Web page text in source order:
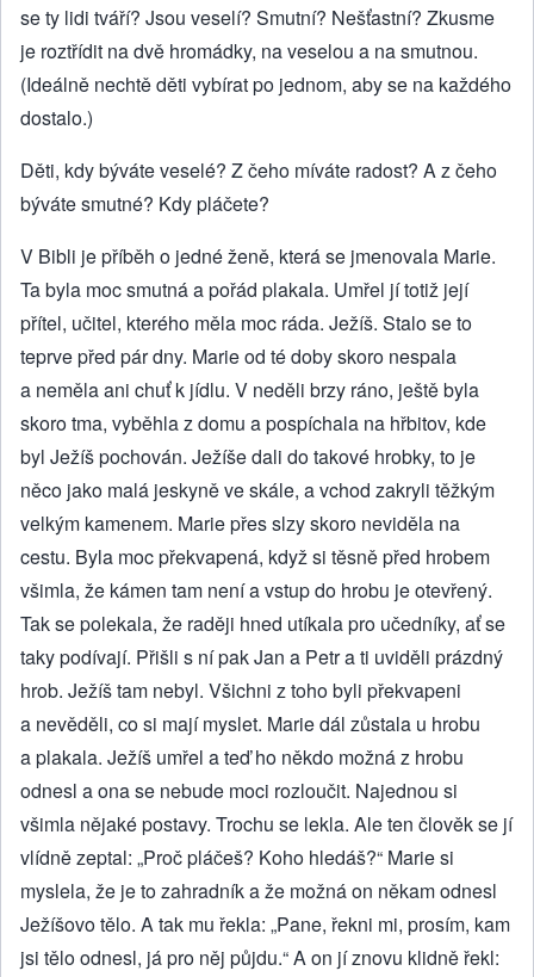
se ty lidi tváří? Jsou veselí? Smutní? Nešťastní? Zkusme
je roztřídit na dvě hromádky, na veselou a na smutnou.
(Ideálně nechtě děti vybírat po jednom, aby se na každého
dostalo.)
Děti, kdy býváte veselé? Z čeho míváte radost? A z čeho
býváte smutné? Kdy pláčete?
V Bibli je příběh o jedné ženě, která se jmenovala Marie.
Ta byla moc smutná a pořád plakala. Umřel jí totiž její
přítel, učitel, kterého měla moc ráda. Ježíš. Stalo se to
teprve před pár dny. Marie od té doby skoro nespala
a neměla ani chuť k jídlu. V neděli brzy ráno, ještě byla
skoro tma, vyběhla z domu a pospíchala na hřbitov, kde
byl Ježíš pochován. Ježíše dali do takové hrobky, to je
něco jako malá jeskyně ve skále, a vchod zakryli těžkým
velkým kamenem. Marie přes slzy skoro neviděla na
cestu. Byla moc překvapená, když si těsně před hrobem
všimla, že kámen tam není a vstup do hrobu je otevřený.
Tak se polekala, že raději hned utíkala pro učedníky, ať se
taky podívají. Přišli s ní pak Jan a Petr a ti uviděli prázdný
hrob. Ježíš tam nebyl. Všichni z toho byli překvapeni
a nevěděli, co si mají myslet. Marie dál zůstala u hrobu
a plakala. Ježíš umřel a teď ho někdo možná z hrobu
odnesl a ona se nebude moci rozloučit. Najednou si
všimla nějaké postavy. Trochu se lekla. Ale ten člověk se jí
vlídně zeptal: „Proč pláčeš? Koho hledáš?“ Marie si
myslela, že je to zahradník a že možná on někam odnesl
Ježíšovo tělo. A tak mu řekla: „Pane, řekni mi, prosím, kam
jsi tělo odnesl, já pro něj půjdu.“ A on jí znovu klidně řekl: